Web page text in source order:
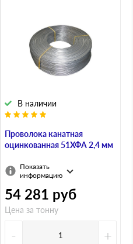
Проволока канатная
оцинкованная 51ХФА 2,4 мм
В наличии
Показать
информацию
54 281 руб
Цена за тонну
- +